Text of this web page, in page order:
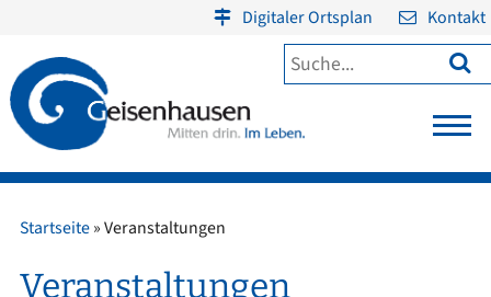
Digitaler Ortsplan Kontakt

Startseite»Veranstaltungen
Veranstaltungen